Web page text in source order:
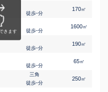
徒歩-分
170㎡
徒歩-分
1600㎡
徒歩-分
190㎡
徒歩-分
65㎡
三角
徒歩-分
250㎡